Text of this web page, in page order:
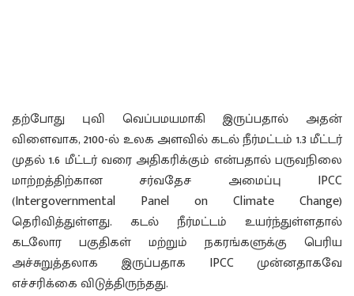
தற்போது புவி வெப்பமயமாகி இருப்பதால் அதன்
விளைவாக, 2100-ல் உலக அளவில் கடல் நீர்மட்டம் 1.3 மீட்டர்
முதல் 1.6 மீட்டர் வரை அதிகரிக்கும் என்பதால் பருவநிலை
மாற்றத்திற்கான சர்வதேச அமைப்பு IPCC
(Intergovernmental Panel on Climate Change)
தெரிவித்துள்ளது. கடல் நீர்மட்டம் உயர்ந்துள்ளதால்
கடலோர பகுதிகள் மற்றும் நகரங்களுக்கு பெரிய
அச்சுறுத்தலாக இருப்பதாக IPCC முன்னதாகவே
எச்சரிக்கை விடுத்திருந்தது.